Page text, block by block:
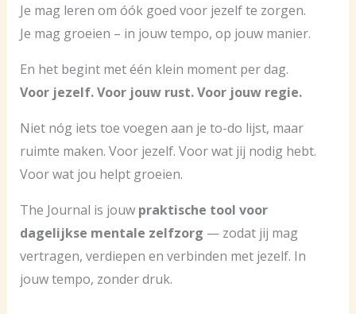
Je mag leren om óók goed voor jezelf te zorgen.
Je mag groeien – in jouw tempo, op jouw manier.
En het begint met één klein moment per dag.
Voor jezelf. Voor jouw rust. Voor jouw regie.
Niet nóg iets toe voegen aan je to-do lijst, maar
ruimte maken. Voor jezelf. Voor wat jij nodig hebt.
Voor wat jou helpt groeien.
The Journal is jouw praktische tool voor
dagelijkse mentale zelfzorg — zodat jij mag
vertragen, verdiepen en verbinden met jezelf. In
jouw tempo, zonder druk.